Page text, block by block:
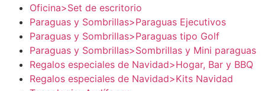
Oficina>Set de escritorio
Paraguas y Sombrillas>Paraguas Ejecutivos
Paraguas y Sombrillas>Paraguas tipo Golf
Paraguas y Sombrillas>Sombrillas y Mini paraguas
Regalos especiales de Navidad>Hogar, Bar y BBQ
Regalos especiales de Navidad>Kits Navidad